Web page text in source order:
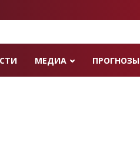
МЕДИА ПРОГНОЗЫ